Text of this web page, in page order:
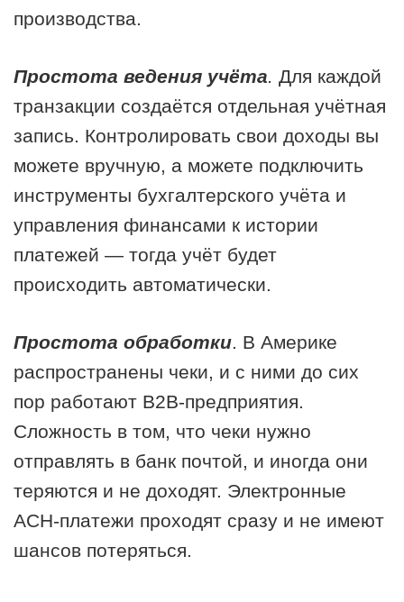
производства.
Простота ведения учёта. Для каждой
транзакции создаётся отдельная учётная
запись. Контролировать свои доходы вы
можете вручную, а можете подключить
инструменты бухгалтерского учёта и
управления финансами к истории
платежей — тогда учёт будет
происходить автоматически.
Простота обработки. В Америке
распространены чеки, и с ними до сих
пор работают В2В-предприятия.
Сложность в том, что чеки нужно
отправлять в банк почтой, и иногда они
теряются и не доходят. Электронные
АСН-платежи проходят сразу и не имеют
шансов потеряться.